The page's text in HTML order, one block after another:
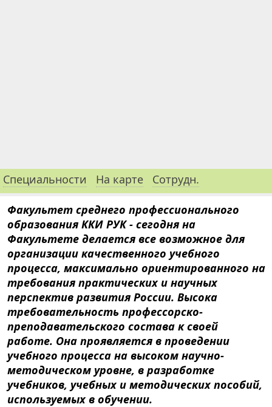
Специальности На карте Сотрудн.
Факультет среднего профессионального
образования ККИ РУК - сегодня на
Факультете делается все возможное для
организации качественного учебного
процесса, максимально ориентированного на
требования практических и научных
перспектив развития России. Высока
требовательность профессорско-
преподавательского состава к своей
работе. Она проявляется в проведении
учебного процесса на высоком научно-
методическом уровне, в разработке
учебников, учебных и методических пособий,
используемых в обучении.